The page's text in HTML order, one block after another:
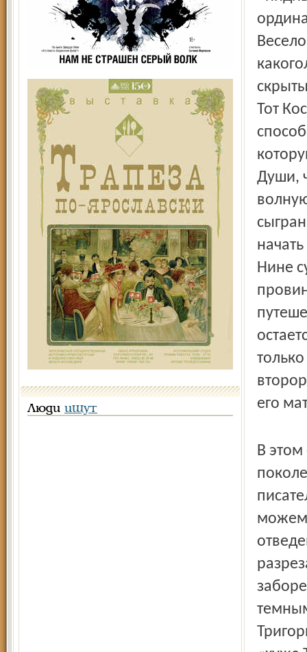
Люди ищут
Тот
Души,
Нине
его
В этом
можем